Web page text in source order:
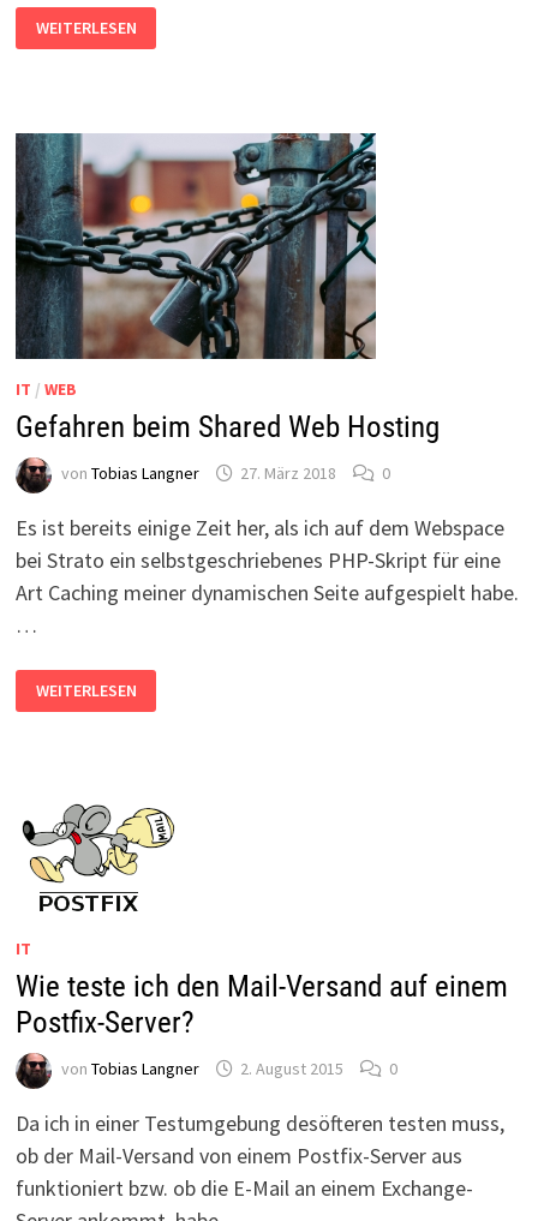
JPEG-
DATEIEN
AUTOMATISCH
WEITERLESEN
IT / WEB
Gefahren beim Shared Web Hosting
von Tobias Langner 27. März 2018 0
Es ist bereits einige Zeit her, als ich auf dem Webspace
bei Strato ein selbstgeschriebenes PHP-Skript für eine
Art Caching meiner dynamischen Seite aufgespielt habe.
…
GEFAHREN
BEIM
SHARED
WEITERLESEN
IT
Wie teste ich den Mail-Versand auf einem
Postfix-Server?
von Tobias Langner 2. August 2015 0
Da ich in einer Testumgebung desöfteren testen muss,
ob der Mail-Versand von einem Postfix-Server aus
funktioniert bzw. ob die E-Mail an einem Exchange-